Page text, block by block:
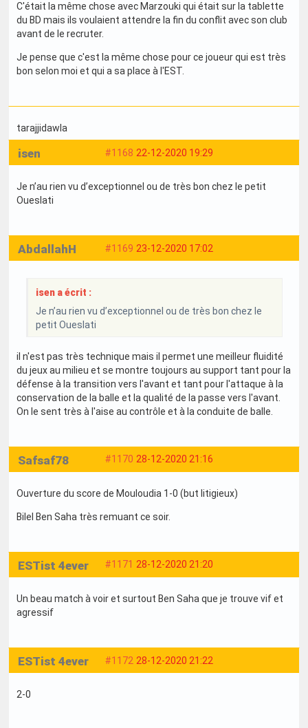
C'était la même chose avec Marzouki qui était sur la tablette
du BD mais ils voulaient attendre la fin du conflit avec son club
avant de le recruter.
Je pense que c'est la même chose pour ce joueur qui est très
bon selon moi et qui a sa place à l'EST.
tarajjidawla
#1168 22-12-2020 19:29
isen
Je n’au rien vu d’exceptionnel ou de très bon chez le petit
Oueslati
#1169 23-12-2020 17:02
AbdallahH
isen a écrit :
Je n’au rien vu d’exceptionnel ou de très bon chez le
petit Oueslati
il n'est pas très technique mais il permet une meilleur fluidité
du jeux au milieu et se montre toujours au support tant pour la
défense à la transition vers l'avant et tant pour l'attaque à la
conservation de la balle et la qualité de la passe vers l'avant.
On le sent très à l'aise au contrôle et à la conduite de balle.
#1170 28-12-2020 21:16
Safsaf78
Ouverture du score de Mouloudia 1-0 (but litigieux)
Bilel Ben Saha très remuant ce soir.
#1171 28-12-2020 21:20
ESTist 4ever
Un beau match à voir et surtout Ben Saha que je trouve vif et
agressif
#1172 28-12-2020 21:22
ESTist 4ever
2-0